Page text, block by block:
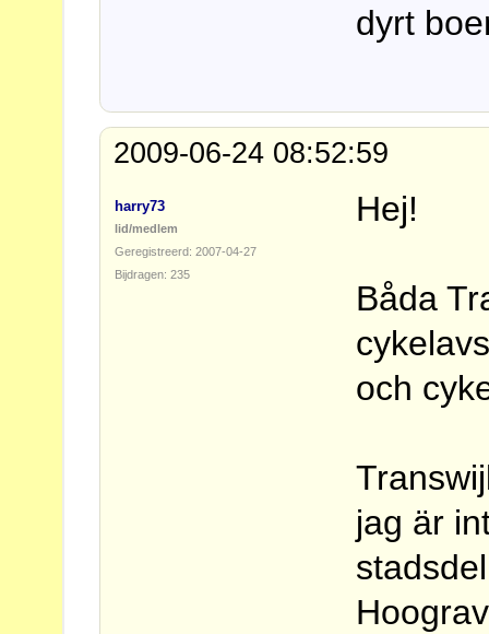
dyrt
2009-06-24 08:52:59
harry73
lid/medlem
Geregistreerd: 2007-04-27
Bijdragen: 235
Hej!
Båda
och
jag är